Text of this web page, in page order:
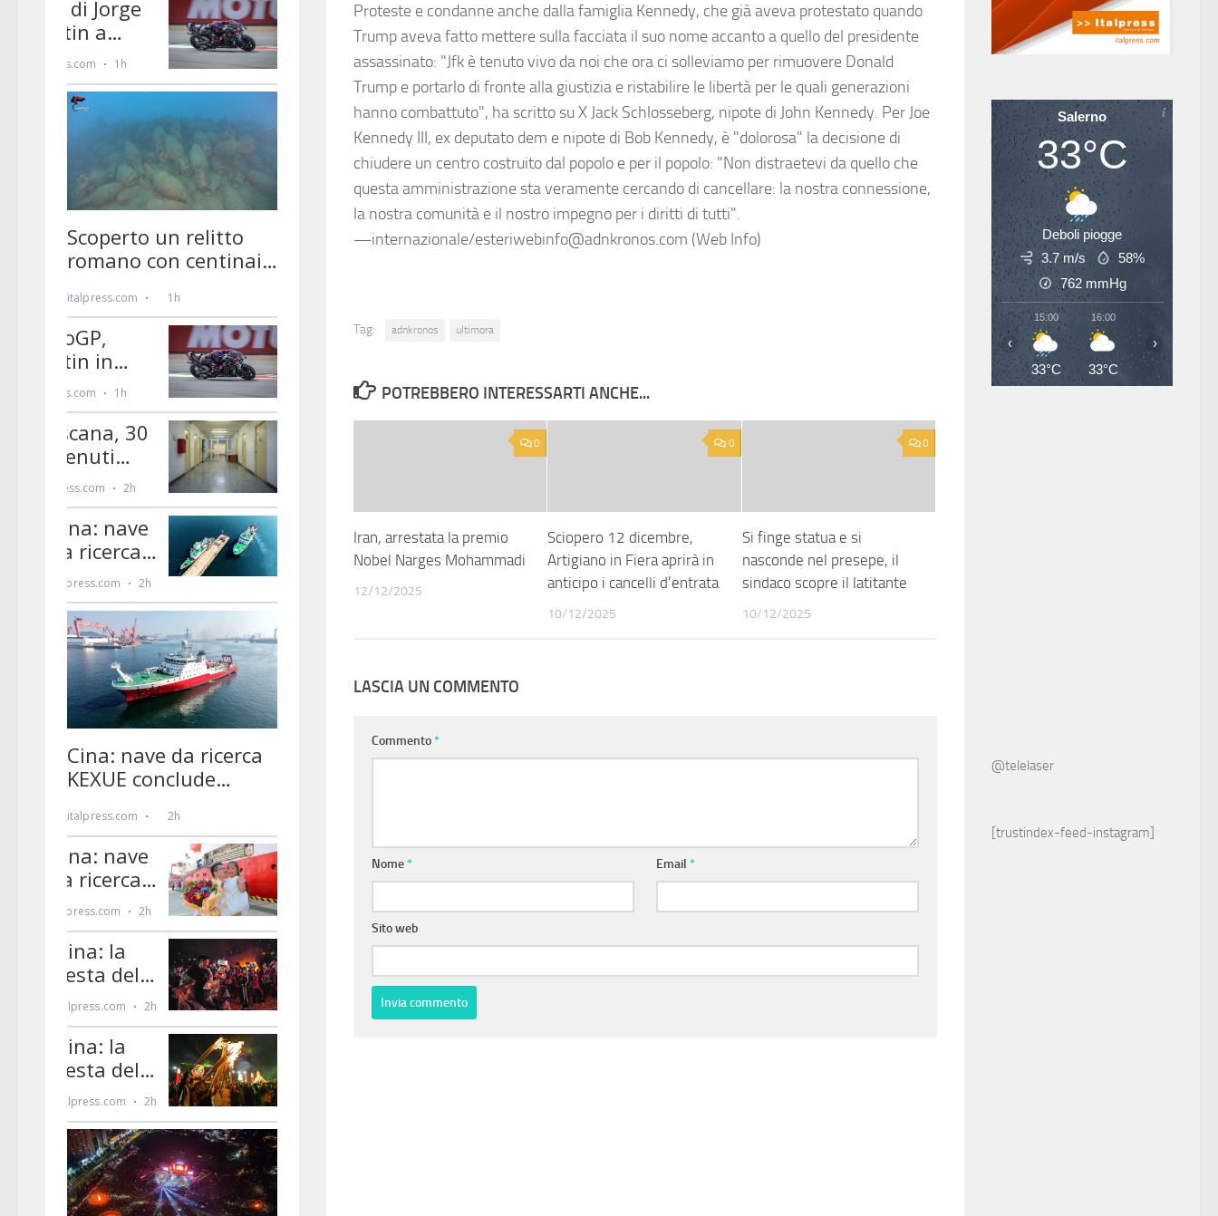
Proteste e condanne anche dalla famiglia Kennedy, che già aveva protestato quando
Trump aveva fatto mettere sulla facciata il suo nome accanto a quello del presidente
assassinato: "Jfk è tenuto vivo da noi che ora ci solleviamo per rimuovere Donald
Trump e portarlo di fronte alla giustizia e ristabilire le libertà per le quali generazioni
hanno combattuto", ha scritto su X Jack Schlosseberg, nipote di John Kennedy. Per Joe
Kennedy III, ex deputato dem e nipote di Bob Kennedy, è "dolorosa" la decisione di
chiudere un centro costruito dal popolo e per il popolo: "Non distraetevi da quello che
questa amministrazione sta veramente cercando di cancellare: la nostra connessione,
la nostra comunità e il nostro impegno per i diritti di tutti".
—internazionale/esteriwebinfo@adnkronos.com (Web Info)
Tag: adnkronos ultimora
POTREBBERO INTERESSARTI ANCHE...
0
Iran, arrestata la premio
Nobel Narges Mohammadi
12/12/2025
0
Sciopero 12 dicembre,
Artigiano in Fiera aprirà in
anticipo i cancelli d’entrata
10/12/2025
0
Si finge statua e si
nasconde nel presepe, il
sindaco scopre il latitante
10/12/2025
LASCIA UN COMMENTO
Commento*
Nome* Email*
Sito web
Salerno
33°C
Deboli piogge
3.7 m/s
58%
762 mmHg
15:00
33°C
16:00
33°C
17:00
34°C
‹ ›
@telelaser
[trustindex-feed-instagram]